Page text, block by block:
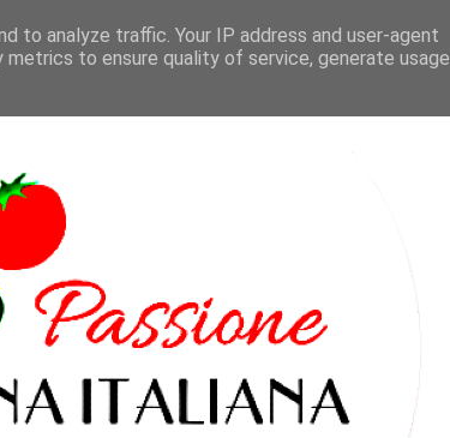
to analyze traffic. Your IP address and user-agent
to ensure quality of service, generate usage